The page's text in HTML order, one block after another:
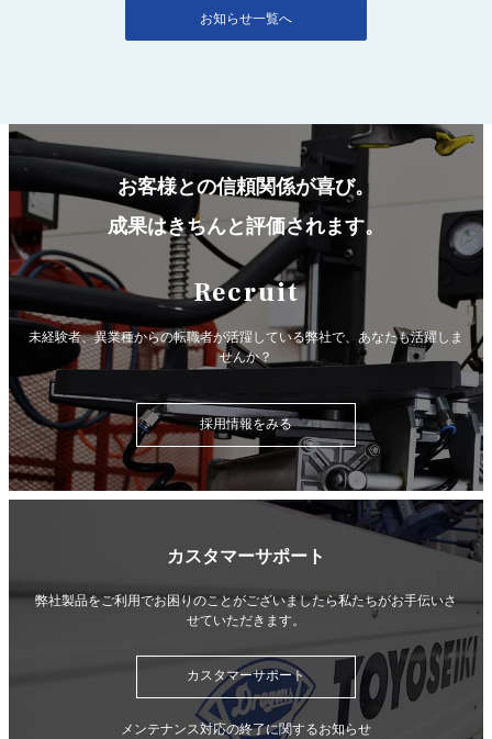
お知らせ一覧へ
お客様との信頼関係が喜び。
成果はきちんと評価されます。
Recruit
未経験者、異業種からの転職者が活躍している弊社で、 あなたも活躍しま
せんか？
採用情報をみる
カスタマーサポート
弊社製品をご利用でお困りのことがございましたら私たちがお手伝いさ
せていただきます。
カスタマーサポート
メンテナンス対応の終了に関するお知らせ